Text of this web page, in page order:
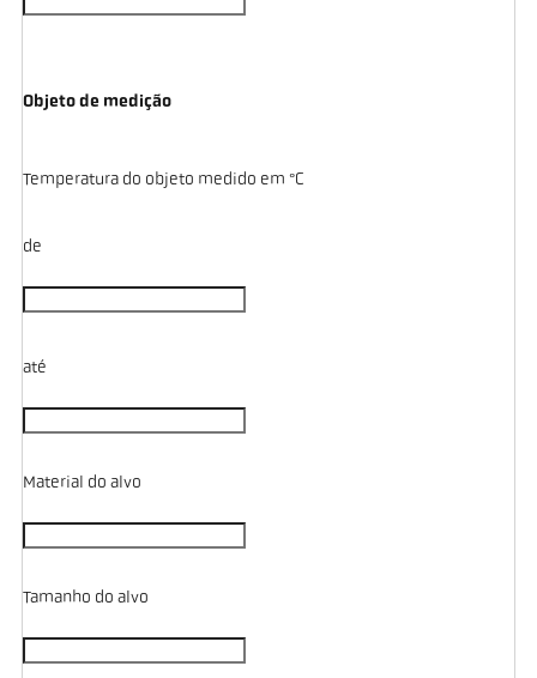
Objeto de medição
Temperatura do objeto medido em °C
de
até
Material do alvo
Tamanho do alvo